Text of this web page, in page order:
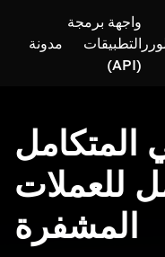
واجهة برمجة
التطبيقات
(API)
مدونة
المتكامل
للعملات
المشفرة